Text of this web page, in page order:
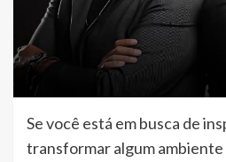
Se você está em busca de
transformar algum ambiente